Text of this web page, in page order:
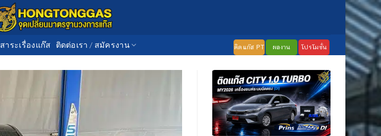
สาระเรื่องแก๊ส ติดต่อเรา / สมัครงาน ติดแก๊ส PT ผลงาน โปรโมชั่น